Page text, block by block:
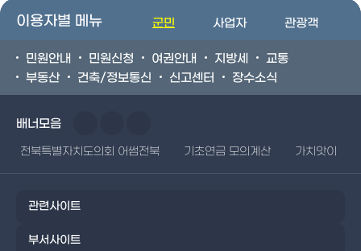
이용자별 메뉴 군민 사업자 관광객
민원안내 민원신청 여권안내 지방세
교통
부동산
건축/정보통신 신고센터 장수소식
배너모음
전북특별자치도의회 어썸전북 기초연금 모의계산 가치앗이
관련사이트
부서사이트